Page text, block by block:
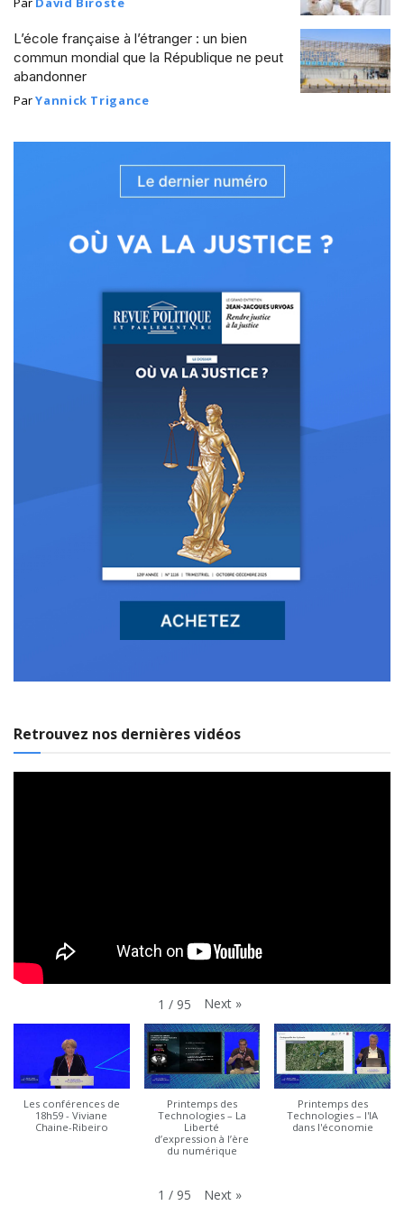
L’école française à l’étranger : un bien
commun mondial que la République ne peut
abandonner
ParYannick Trigance
Retrouvez nos dernières vidéos
1 / 95 Next »
Les conférences de
18h59 - Viviane
Chaine-Ribeiro
Printemps des
Technologies – La
Liberté
d’expression à l’ère
du numérique
Printemps des
Technologies – l'IA
dans l'économie
1 / 95 Next »